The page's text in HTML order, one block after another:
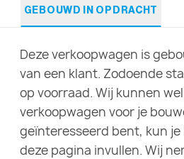
GEBOUWD IN OPDRACHT
Deze verkoopwagen is
van een klant. Zodoende
op voorraad. Wij kunnen
verkoopwagen voor je
geïnteresseerd bent, kun je
deze pagina invullen. Wij